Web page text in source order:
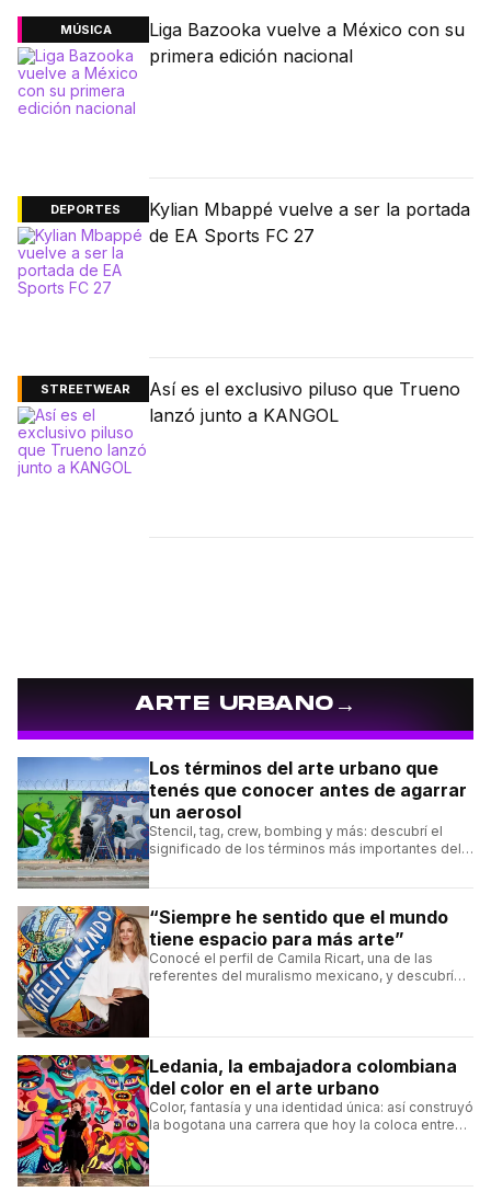
MÚSICA
Liga Bazooka vuelve a México con su
primera edición nacional
DEPORTES
Kylian Mbappé vuelve a ser la portada
de EA Sports FC 27
STREETWEAR
Así es el exclusivo piluso que Trueno
lanzó junto a KANGOL
ARTE URBANO→
Los términos del arte urbano que
tenés que conocer antes de agarrar
un aerosol
Stencil, tag, crew, bombing y más: descubrí el
significado de los términos más importantes del
“Siempre he sentido que el mundo
tiene espacio para más arte”
Conocé el perfil de Camila Ricart, una de las
referentes del muralismo mexicano, y descubrí
Ledania, la embajadora colombiana
del color en el arte urbano
Color, fantasía y una identidad única: así construyó
la bogotana una carrera que hoy la coloca entre